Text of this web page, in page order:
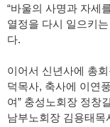
“바울의 사명과 자세
열정을 다시 일으키
다.
이어서 신년사에 총
덕목사, 축사에 이연
여” 충성노회장 정창
남부노회장 김용태목